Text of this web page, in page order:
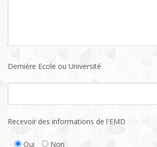
Dernière Ecole ou Université
Recevoir des informations de l'EMD
Oui Non